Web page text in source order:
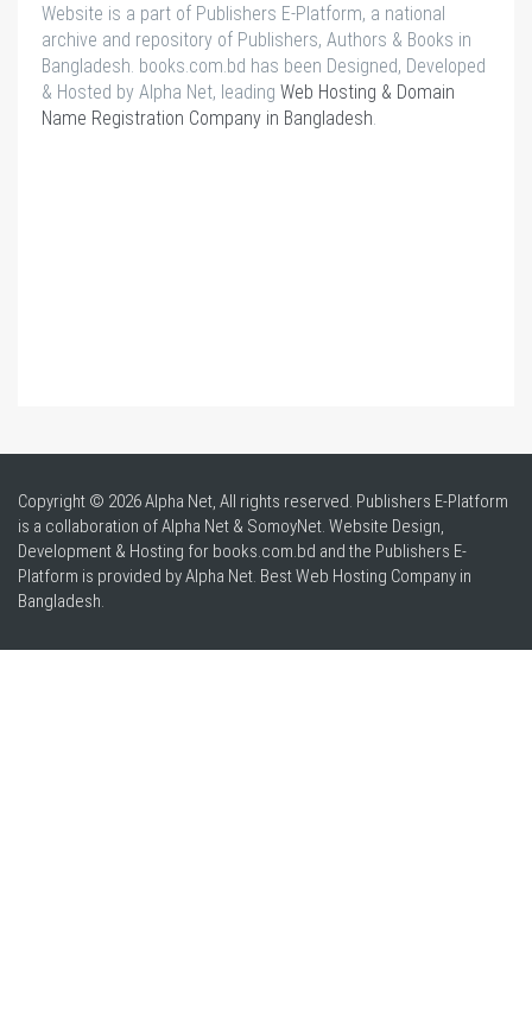
Website is a part of Publishers E-Platform, a national
archive and repository of Publishers, Authors & Books in
Bangladesh. books.com.bd has been Designed, Developed
& Hosted by Alpha Net, leading Web Hosting & Domain
Name Registration Company in Bangladesh.
Copyright © 2026 Alpha Net, All rights reserved. Publishers E-Platform
is a collaboration of Alpha Net & SomoyNet. Website Design,
Development & Hosting for books.com.bd and the Publishers E-
Platform is provided by Alpha Net. BestWeb Hosting Company in
Bangladesh.